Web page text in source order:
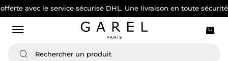
le service sécurisé DHL. Une livraison en toute sécurité